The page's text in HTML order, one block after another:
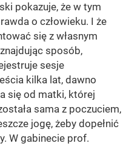
pokazuje, że w tym
o człowieku. I że
się z własnym
sposób,
sesje
kilka lat, dawno
się od matki, której
sama z poczuciem,
jogę, żeby dopełnić
W gabinecie prof.